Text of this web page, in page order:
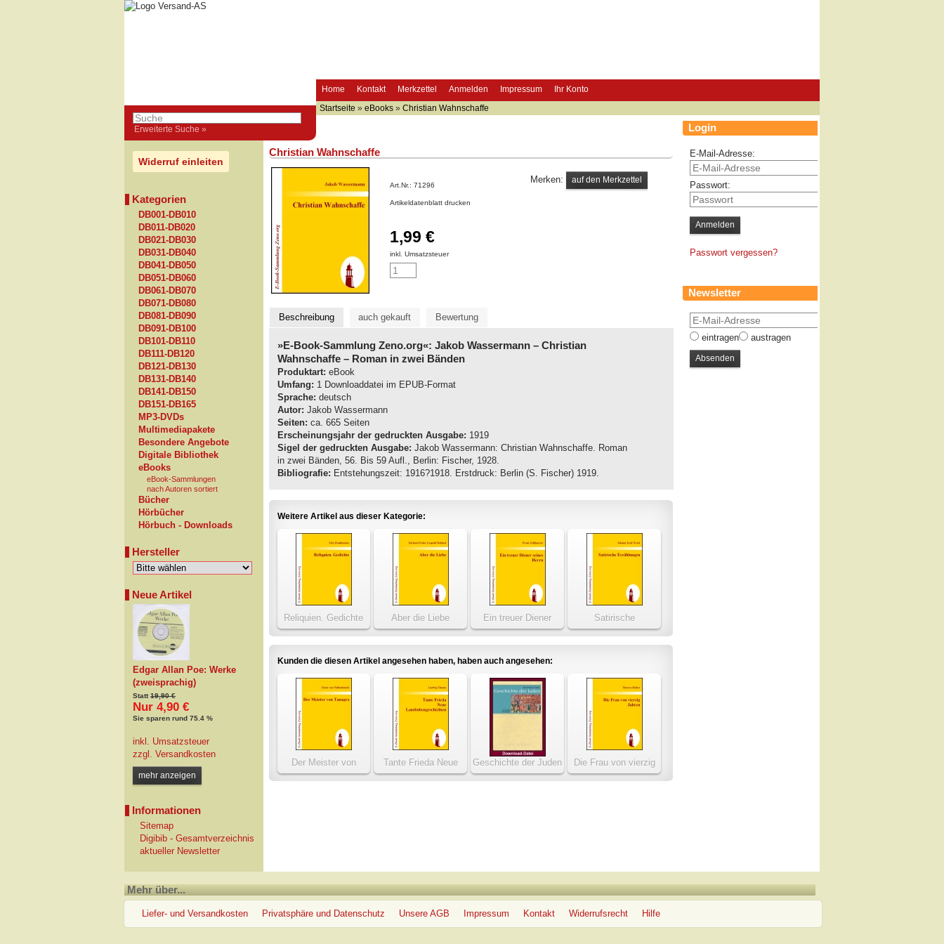
Home Kontakt Merkzettel Anmelden Impressum Ihr Konto
Erweiterte Suche »
Startseite » eBooks » Christian Wahnschaffe
Widerruf einleiten
Kategorien
DB001-DB010
DB011-DB020
DB021-DB030
DB031-DB040
DB041-DB050
DB051-DB060
DB061-DB070
DB071-DB080
DB081-DB090
DB091-DB100
DB101-DB110
DB111-DB120
DB121-DB130
DB131-DB140
DB141-DB150
DB151-DB165
MP3-DVDs
Multimediapakete
Besondere Angebote
Digitale Bibliothek
eBooks
eBook-Sammlungen
nach Autoren sortiert
Bücher
Hörbücher
Hörbuch - Downloads
Hersteller
Neue Artikel
Edgar Allan Poe: Werke
(zweisprachig)
Statt19,90 €
Nur 4,90 €
Sie sparen rund 75.4 %
inkl. Umsatzsteuer
zzgl. Versandkosten
mehr anzeigen
Informationen
Sitemap
Digibib - Gesamtverzeichnis
aktueller Newsletter
Christian Wahnschaffe
Art.Nr.: 71296
Artikeldatenblatt drucken
1,99 €
inkl. Umsatzsteuer
Merken:
Beschreibung auch gekauft Bewertung
»E-Book-Sammlung Zeno.org«: Jakob Wassermann – Christian
Wahnschaffe – Roman in zwei Bänden
Produktart: eBook
Umfang: 1 Downloaddatei im EPUB-Format
Sprache: deutsch
Autor: Jakob Wassermann
Seiten: ca. 665 Seiten
Erscheinungsjahr der gedruckten Ausgabe: 1919
Sigel der gedruckten Ausgabe: Jakob Wassermann: Christian Wahnschaffe. Roman
in zwei Bänden, 56. Bis 59 Aufl., Berlin: Fischer, 1928.
Bibliografie: Entstehungszeit: 1916?1918. Erstdruck: Berlin (S. Fischer) 1919.
Weitere Artikel aus dieser Kategorie:
Reliquien. Gedichte Aber die Liebe
Ein treuer Diener
seines Herrn
Satirische
Erzählungen
Kunden die diesen Artikel angesehen haben, haben auch angesehen:
Der Meister von
Tanagra
Tante Frieda Neue
Lausbubengeschichten
Geschichte der Juden
Die Frau von vierzig
Jahren
Login
E-Mail-Adresse:
Passwort:
Passwort vergessen?
Newsletter
eintragen austragen
Mehr über...
Liefer- und Versandkosten Privatsphäre und Datenschutz Unsere AGB Impressum Kontakt Widerrufsrecht Hilfe